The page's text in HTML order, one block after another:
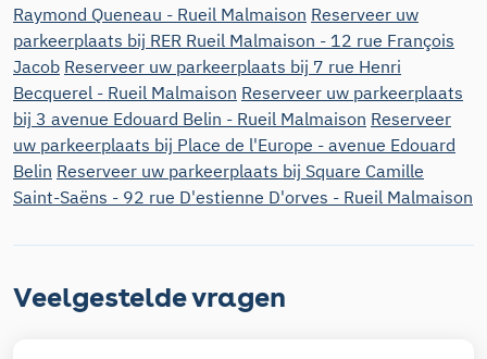
Raymond Queneau - Rueil Malmaison Reserveer uw
parkeerplaats bij RER Rueil Malmaison - 12 rue François
Jacob Reserveer uw parkeerplaats bij 7 rue Henri
Becquerel - Rueil Malmaison Reserveer uw parkeerplaats
bij 3 avenue Edouard Belin - Rueil Malmaison Reserveer
uw parkeerplaats bij Place de l'Europe - avenue Edouard
Belin Reserveer uw parkeerplaats bij Square Camille
Saint-Saëns - 92 rue D'estienne D'orves - Rueil Malmaison
Veelgestelde vragen